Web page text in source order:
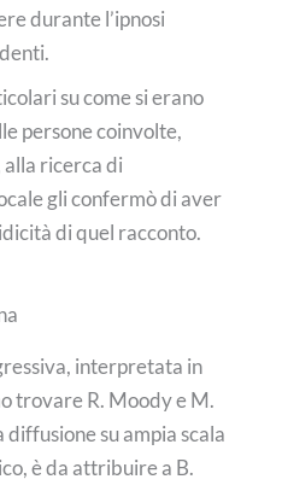
durante l’ipnosi
su come si erano
persone coinvolte,
alla ricerca di
gli confermò di aver
di quel racconto.
interpretata in
trovare R. Moody e M.
su ampia scala
è da attribuire a B.